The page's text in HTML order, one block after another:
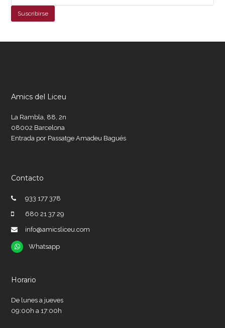
Amics del Liceu
La Rambla, 88, 2n
08002 Barcelona
Entrada por Passatge Amadeu Bagués
Contacto
933 177 378
680 21 37 29
info@amicsliceu.com
Whatsapp
Whatsapp
Horario
De lunes a jueves
09:00h a 17:00h